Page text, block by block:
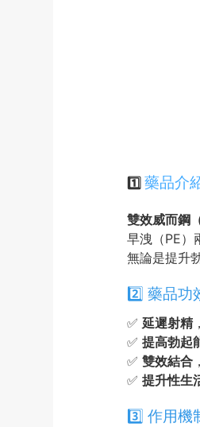
1️⃣ 藥品介
雙效威而鋼
早洩（PE）
無論是提升
2️⃣ 藥品功
✅ 延遲射精
✅ 提高勃起
✅ 雙效結合
✅ 提升性生
3️⃣ 作用機